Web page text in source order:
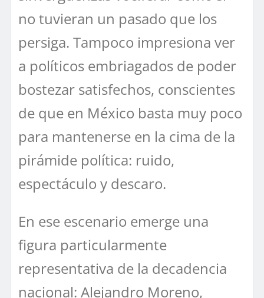
no tuvieran un pasado que los
persiga. Tampoco impresiona ver
a políticos embriagados de poder
bostezar satisfechos, conscientes
de que en México basta muy poco
para mantenerse en la cima de la
pirámide política: ruido,
espectáculo y descaro.
En ese escenario emerge una
figura particularmente
representativa de la decadencia
nacional: Alejandro Moreno,